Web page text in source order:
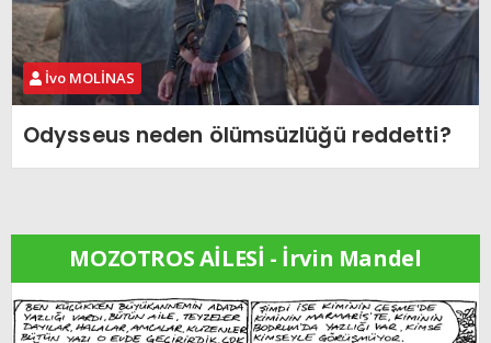
İvo MOLİNAS
Odysseus neden ölümsüzlüğü reddetti?
MOZOTROS AİLESİ - İrvin Mandel